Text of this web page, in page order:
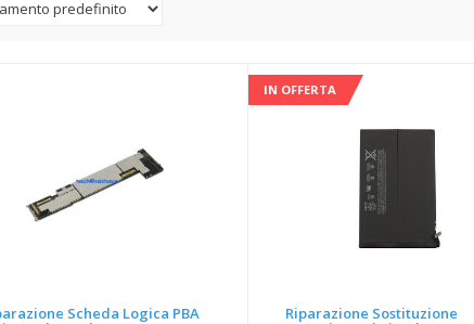
Scheda Logica PBA
IN OFFERTA
Riparazione Sostituzione